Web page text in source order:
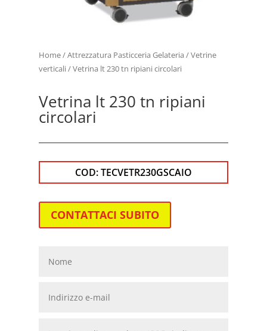
Home/Attrezzatura Pasticceria Gelateria /Vetrine
verticali/ Vetrina lt 230 tn ripiani circolari
Vetrina lt 230 tn ripiani
circolari
COD:TECVETR230GSCAIO
CONTATTACI SUBITO